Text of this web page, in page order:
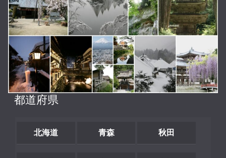
都道府県
北海道 青森 秋田